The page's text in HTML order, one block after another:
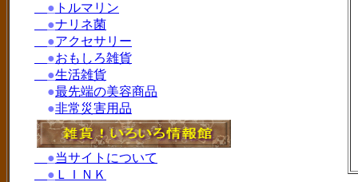
● トルマリン
●ナリネ菌
●アクセサリー
●おもしろ雑貨
●生活雑貨
●最先端の美容商品
●非常災害用品
●当サイトについて
● ＬＩＮＫ